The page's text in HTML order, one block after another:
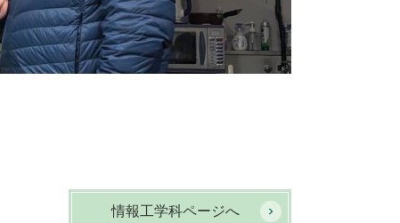
情報工学科ページへ